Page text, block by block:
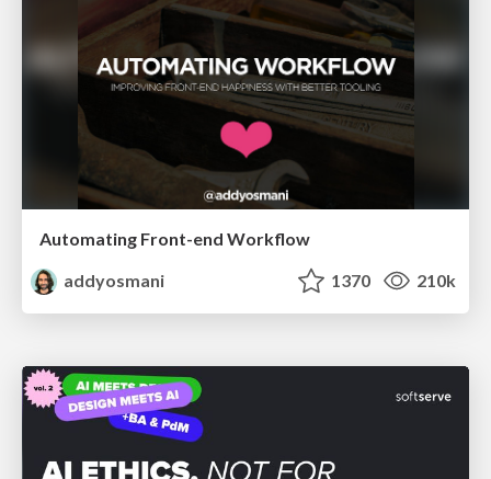
Automating Front-end Workflow
addyosmani
1370 210k